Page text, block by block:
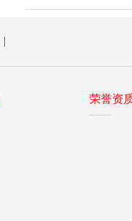
|
荣誉资